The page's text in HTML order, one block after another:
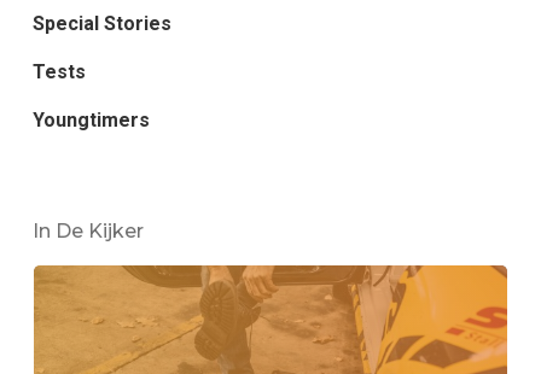
Special Stories
Tests
Youngtimers
In De Kijker